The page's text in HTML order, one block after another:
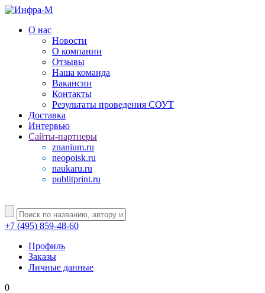
О нас
Новости
О компании
Отзывы
Наша команда
Вакансии
Контакты
Результаты проведения СОУТ
Доставка
Интервью
Сайты-партнеры
znanium.ru
neopoisk.ru
naukaru.ru
publitprint.ru
+7 (495) 859-48-60
Профиль
Заказы
Личные данные
0